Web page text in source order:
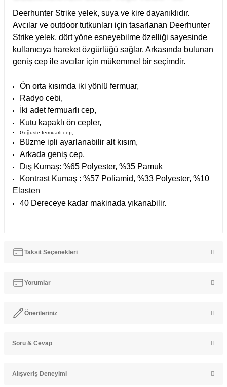
Deerhunter Strike yelek, suya ve kire dayanıklıdır.
Avcılar ve outdoor tutkunları için tasarlanan Deerhunter
Strike yelek, dört yöne esneyebilme özelliği sayesinde
kullanıcıya hareket özgürlüğü sağlar. Arkasında bulunan
geniş cep ile avcılar için mükemmel bir seçimdir.
Ön orta kısımda iki yönlü fermuar,
Radyo cebi,
İki adet fermuarlı cep,
Kutu kapaklı ön cepler,
Göğüste fermuarlı cep,
Büzme ipli ayarlanabilir alt kısım,
Arkada geniş cep,
Dış Kumaş: %65 Polyester, %35 Pamuk
Kontrast Kumaş : %57 Poliamid, %33 Polyester, %10
Elasten
40 Dereceye kadar makinada yıkanabilir.
Taksit Seçenekleri
Yorumlar
Önerileriniz
Bu ürünün fiyat bilgisi, resim, ürün açıklamalarında ve diğer
Görüş ve önerileriniz için teşekkür ederiz.
Soru & Cevap
Alışveriş Deneyimi